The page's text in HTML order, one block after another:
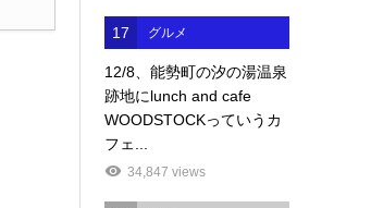
17 グルメ
12/8、能勢町の汐の湯温泉
跡地にlunch and cafe
WOODSTOCKっていうカ
フェ...
34,847 views